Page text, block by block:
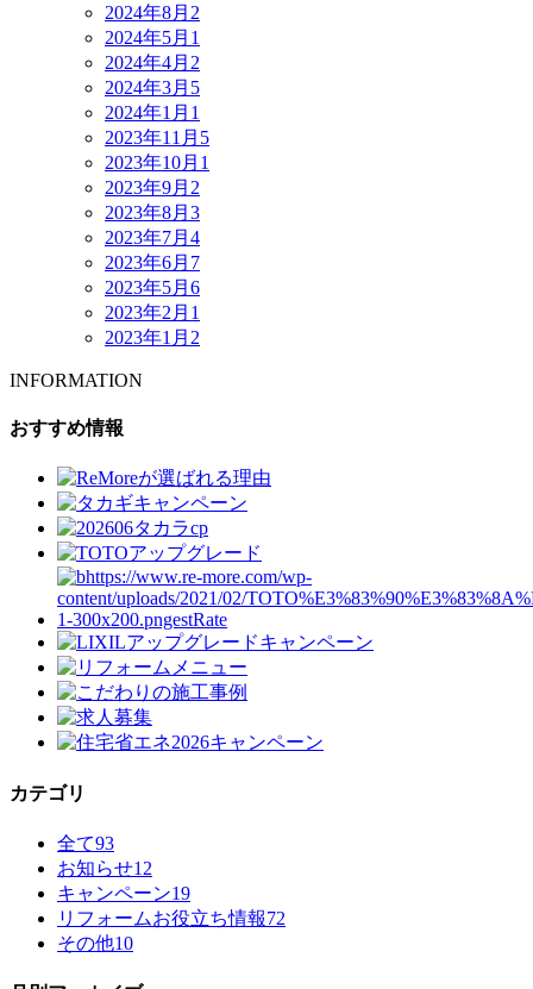
2024年8月 2
2024年5月 1
2024年4月 2
2024年3月 5
2024年1月 1
2023年11月 5
2023年10月 1
2023年9月 2
2023年8月 3
2023年7月 4
2023年6月 7
2023年5月 6
2023年2月 1
2023年1月 2
INFORMATION
おすすめ情報
カテゴリ
全て93
お知らせ12
キャンペーン19
リフォームお役立ち情報72
その他10